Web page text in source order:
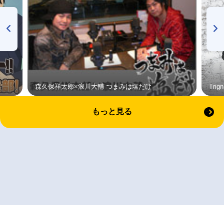
森久保祥太郎×浪川大輔 つまみは塩だけ
もっと見る